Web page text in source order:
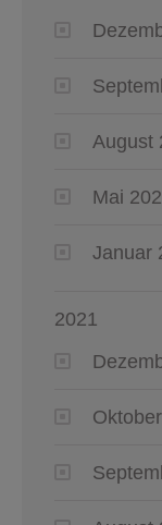
August
Mai
Januar
2021